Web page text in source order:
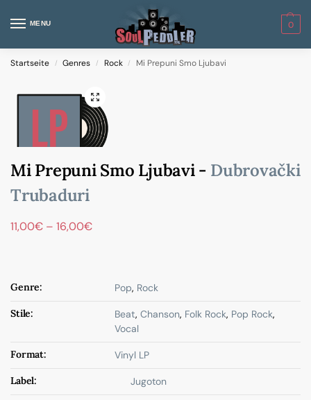
MENU 0
Startseite / Genres / Rock / Mi Prepuni Smo Ljubavi
Mi Prepuni Smo Ljubavi - Dubrovački
Trubaduri
11,00€ – 16,00€
Genre: Pop, Rock
Stile: Beat, Chanson, Folk Rock, Pop Rock,
Vocal
Format: Vinyl LP
Label: Jugoton